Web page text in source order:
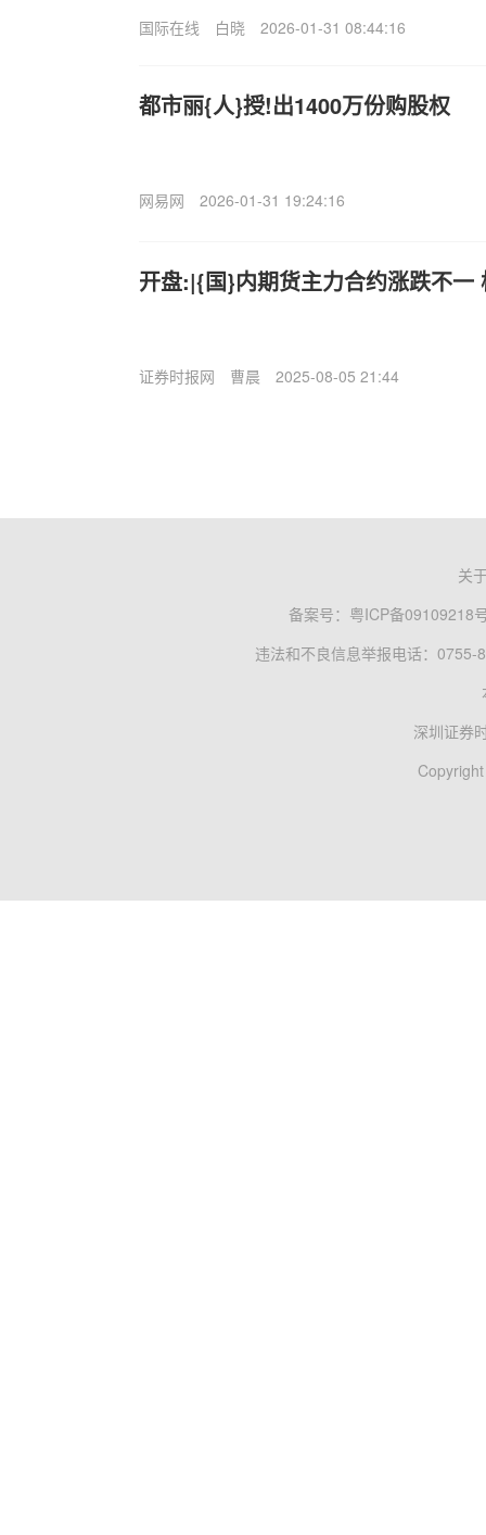
国际在线 白晓 2026-01-31 08:44:16
都市丽{人}授!出1400万份购股权
网易网 2026-01-31 19:24:16
开盘:|{国}内期货主力合约涨跌不一
证券时报网 曹晨 2025-08-05 21:44
关
备案号： 粤ICP备09109218
违法和不良信息举报电话：0755-
深圳证券